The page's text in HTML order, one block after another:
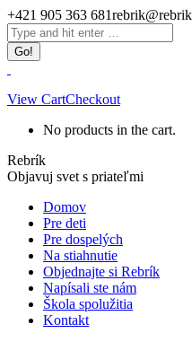
Skip
to
content
+421 905 363 681
Facebook
page
opens
in
new
window
Search:
View CartCheckout
No products in the cart.
Rebrík
Objavuj svet s priateľmi
Domov
Pre deti
Pre dospelých
Na stiahnutie
Objednajte si Rebrík
Napísali ste nám
Škola spolužitia
Kontakt